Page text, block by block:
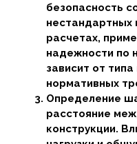
безопасность
нестандартных
расчетах,
надежности по
зависит от
нормативных
Определение
расстояние
конструкции.